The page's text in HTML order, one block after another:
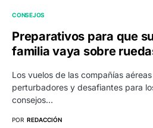
CONSEJOS
Preparativos para que
familia vaya sobre
Los vuelos de las compañías
perturbadores y desafiantes para
consejos…
POR REDACCIÓN